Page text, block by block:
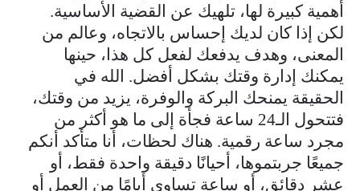
أهمية كبيرة لها، تلهيك عن القضية الأساسية.
لكن إذا كان لديك إحساس بالاتجاه، وعالم من
المعنى، وهدف يدفعك لفعل كل هذا، حينها
يمكنك إدارة وقتك بشكل أفضل. الله في
الحقيقة يمنحك البركة والوفرة، يزيد من وقتك،
فتتحول الـ24 ساعة فجأة إلى ما هو أكثر من
مجرد ساعة رقمية. هناك لحظات، أنا متأكد أنكم
جميعًا جربتموها، أحيانًا دقيقة واحدة فقط، أو
عشر دقائق، أو ساعة تساوي أيامًا من العمل أو